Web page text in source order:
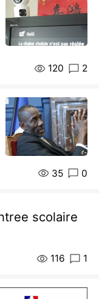
120 2
35 0
scolaire
116 1